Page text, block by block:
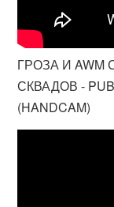
ГРОЗА И
СКВАДОВ -
(HANDCAM)